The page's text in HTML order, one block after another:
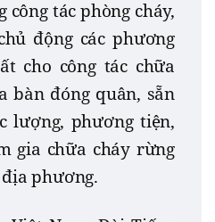
tác phòng cháy,
động các phương
cho công tác chữa
bàn đóng quân, sẵn
lượng, phương tiện,
gia chữa cháy rừng
phương.